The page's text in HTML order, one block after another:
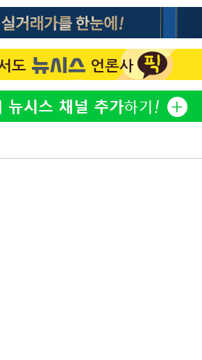
명은 중
서 두차
일 후
2
3
4